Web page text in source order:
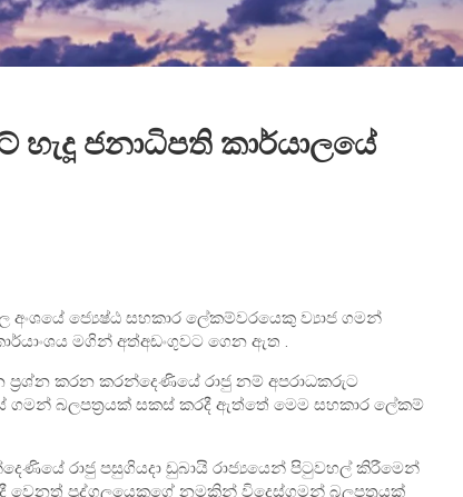
හැදූ ජනාධිපති කාර්යාලයේ
ජ්‍යෙෂ්ඨ සහකාර ලේකම්වරයෙකු ව්‍යාජ ගමන්
මගින් අත්අඩංගුවට ගෙන ඇත .
ප්‍රශ්න කරන කරන්දෙණියේ රාජු නම් අපරාධකරුට
ගමන් බලපත්‍රයක් සකස් කරදී ඇත්තේ මෙම සහකාර ලේකම්
රාජු පසුගියදා ඩුබායි රාජ්‍යයෙන් පිටුවහල් කිරීමෙන්
වෙනත් පුද්ගලයෙකුගේ නමකින් විදෙස්ගමන් බලපත්‍රයක්